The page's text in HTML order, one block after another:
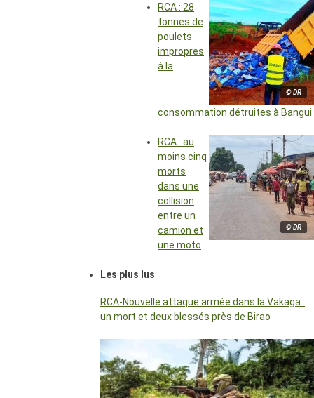
© DR
RCA : 28
tonnes de
poulets
impropres
à la
consommation détruites à Bangui
© DR
RCA : au
moins cinq
morts
dans une
collision
entre un
camion et
une moto
Les plus lus
RCA-Nouvelle attaque armée dans la Vakaga :
un mort et deux blessés près de Birao